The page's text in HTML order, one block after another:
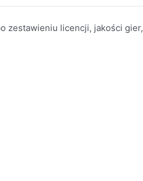
zestawieniu licencji, jakości